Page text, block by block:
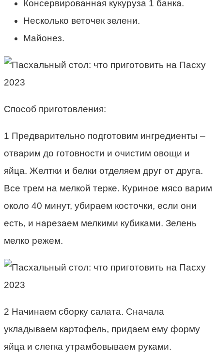
Консервированная кукуруза 1 банка.
Несколько веточек зелени.
Майонез.
Способ приготовления:
1 Предварительно подготовим ингредиенты –
отварим до готовности и очистим овощи и
яйца. Желтки и белки отделяем друг от друга.
Все трем на мелкой терке. Куриное мясо варим
около 40 минут, убираем косточки, если они
есть, и нарезаем мелкими кубиками. Зелень
мелко режем.
2 Начинаем сборку салата. Сначала
укладываем картофель, придаем ему форму
яйца и слегка утрамбовываем руками.